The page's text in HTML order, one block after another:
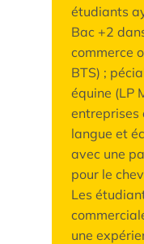
étudiants
Bac +2
commerce
BTS) ;
équine (LP
entreprises
langue et
avec une
pour le
Les
une